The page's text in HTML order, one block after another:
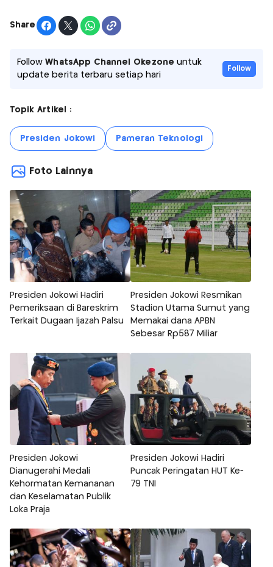
Share
FollowWhatsApp Channel Okezone untuk
update berita terbaru setiap hari
Follow
Topik Artikel :
Presiden Jokowi Pameran Teknologi
Foto Lainnya
Presiden Jokowi Hadiri
Pemeriksaan di Bareskrim
Terkait Dugaan Ijazah Palsu
Presiden Jokowi Resmikan
Stadion Utama Sumut yang
Memakai dana APBN
Sebesar Rp587 Miliar
Presiden Jokowi
Dianugerahi Medali
Kehormatan Kemananan
dan Keselamatan Publik
Loka Praja
Presiden Jokowi Hadiri
Puncak Peringatan HUT Ke-
79 TNI